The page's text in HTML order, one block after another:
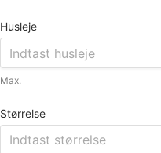
Husleje
Max.
Størrelse